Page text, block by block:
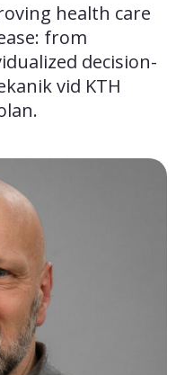
health care
from
decision-
vid KTH